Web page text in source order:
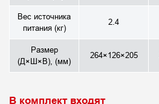
Вес источника
питания (кг)
2.4
Размер
(Д×Ш×В), (мм)
264×126×205
В комплект входят